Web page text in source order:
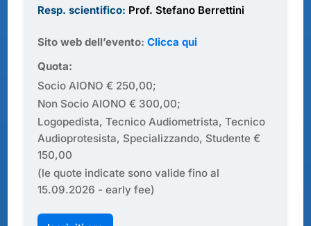
Resp. scientifico: Prof. Stefano Berrettini
Sito web dell’evento: Clicca qui
Quota:
Socio AIONO € 250,00;
Non Socio AIONO € 300,00;
Logopedista, Tecnico Audiometrista, Tecnico
Audioprotesista, Specializzando, Studente €
150,00
(le quote indicate sono valide fino al
15.09.2026 - early fee)